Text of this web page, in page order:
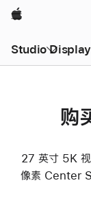
Apple
Studio Display
购
27 英寸 5K 视
像素 Center